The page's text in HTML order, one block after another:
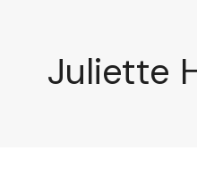
Juliette